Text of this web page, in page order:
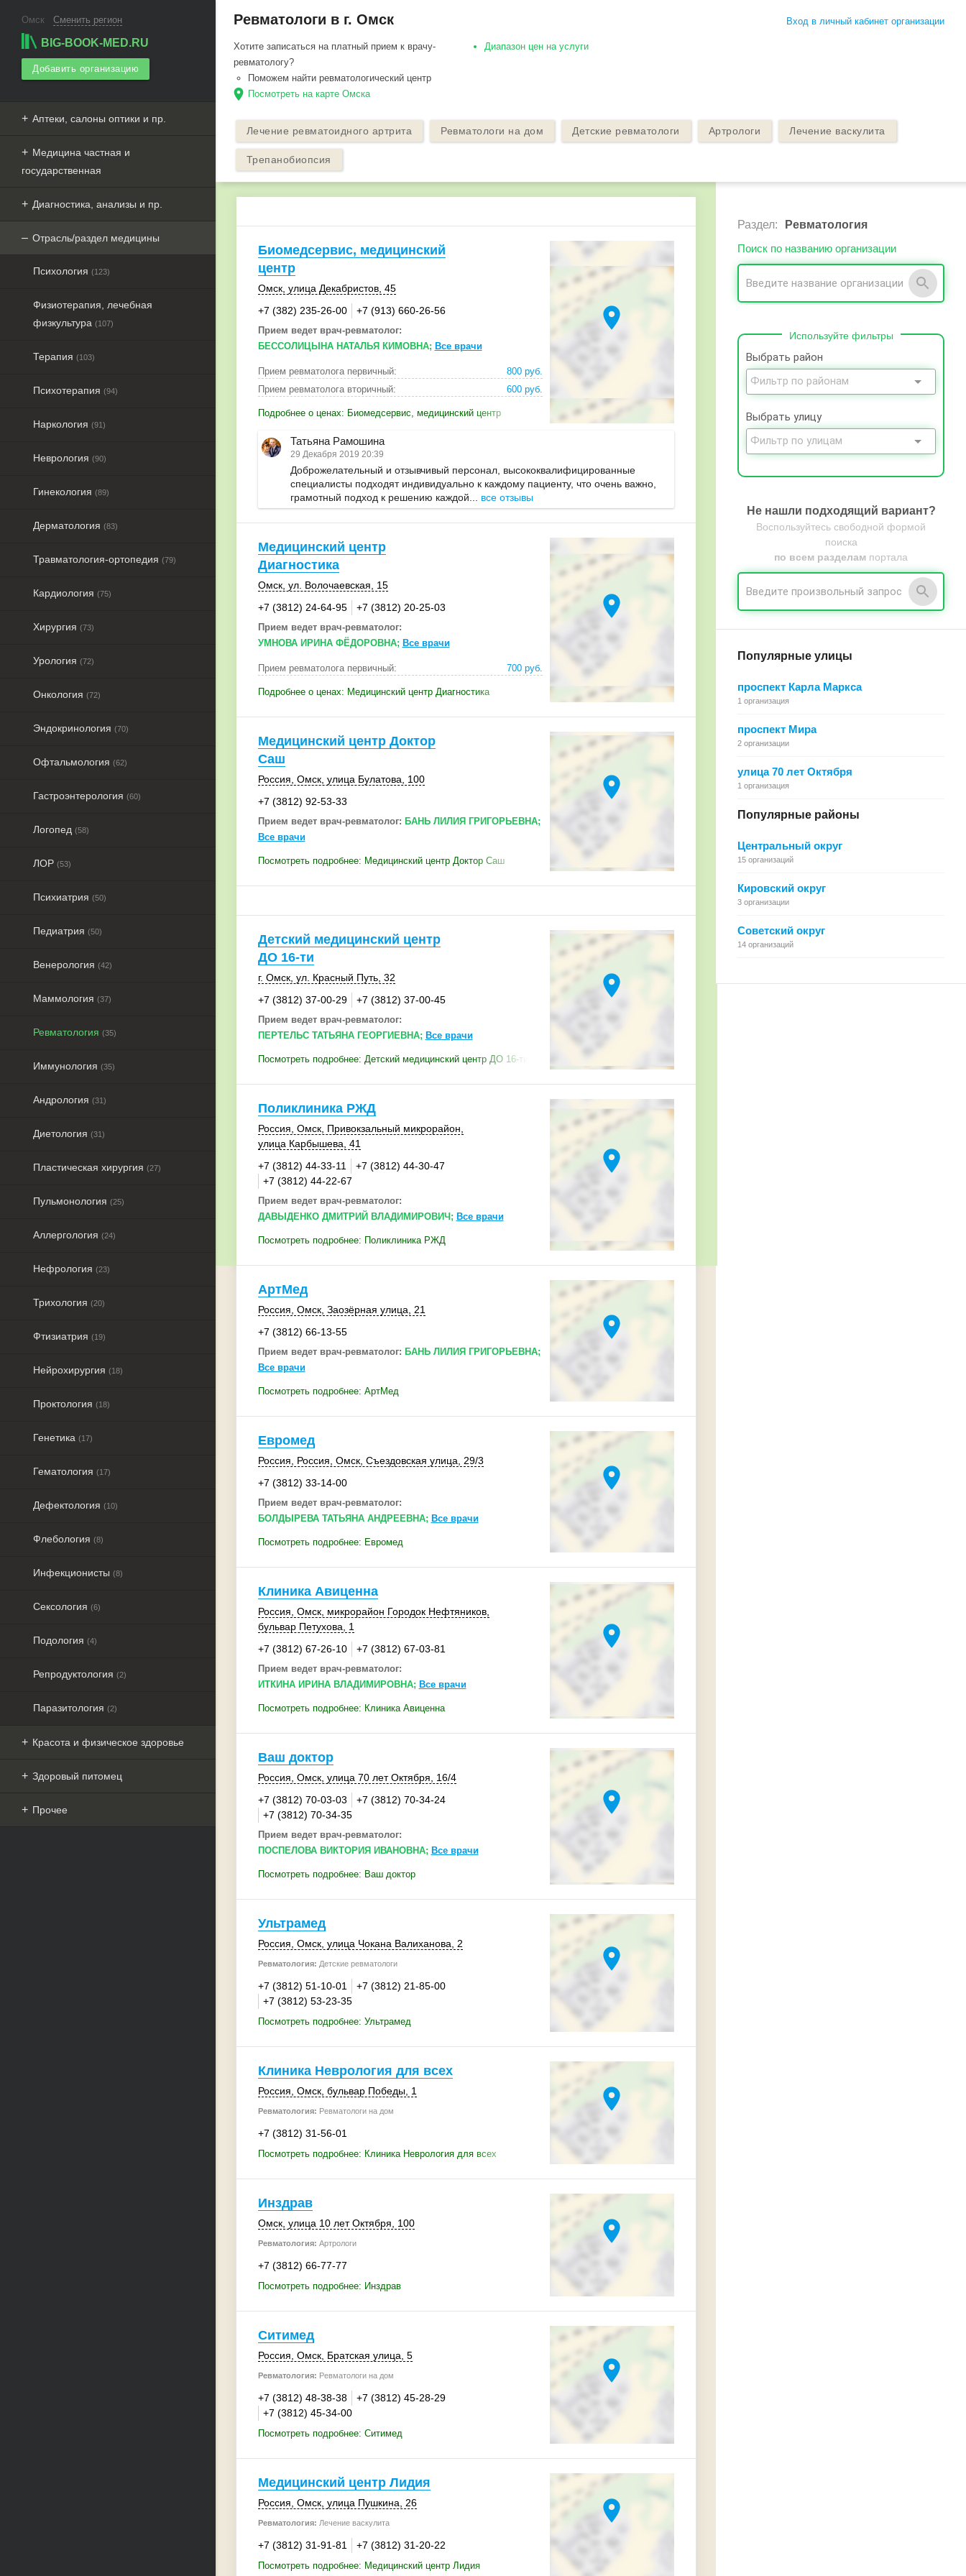
Омск Сменить регион
BIG-BOOK-MED.RU
Добавить организацию
Аптеки, салоны оптики и пр.
Медицина частная и
государственная
Диагностика, анализы и пр.
Отрасль/раздел медицины
Психология (123)
Физиотерапия, лечебная
физкультура (107)
Терапия (103)
Психотерапия (94)
Наркология (91)
Неврология (90)
Гинекология (89)
Дерматология (83)
Травматология-ортопедия (79)
Кардиология (75)
Хирургия (73)
Урология (72)
Онкология (72)
Эндокринология (70)
Офтальмология (62)
Гастроэнтерология (60)
Логопед (58)
ЛОР (53)
Психиатрия (50)
Педиатрия (50)
Венерология (42)
Маммология (37)
Ревматология (35)
Иммунология (35)
Андрология (31)
Диетология (31)
Пластическая хирургия (27)
Пульмонология (25)
Аллергология (24)
Нефрология (23)
Трихология (20)
Фтизиатрия (19)
Нейрохирургия (18)
Проктология (18)
Генетика (17)
Гематология (17)
Дефектология (10)
Флебология (8)
Инфекционисты (8)
Сексология (6)
Подология (4)
Репродуктология (2)
Паразитология (2)
Красота и физическое здоровье
Здоровый питомец
Прочее
Ревматологи в г. Омск
Хотите записаться на платный прием к врачу-
ревматологу?
Поможем найти ревматологический центр
Посмотреть на карте Омска
Диапазон цен на услуги
Вход в личный кабинет организации
Лечение ревматоидного артрита Ревматологи на дом Детские ревматологи Артрологи Лечение васкулита
Трепанобиопсия
Биомедсервис, медицинский
центр
Омск, улица Декабристов, 45
+7 (382) 235-26-00
+7 (913) 660-26-56
Прием ведет врач-ревматолог:
БЕССОЛИЦЫНА НАТАЛЬЯ КИМОВНА; Все врачи
Прием ревматолога первичный:
800 руб.
Прием ревматолога вторичный:
600 руб.
Подробнее о ценах: Биомедсервис, медицинский центр
location_on
Татьяна Рамошина
29 Декабря 2019 20:39
Доброжелательный и отзывчивый персонал, высококвалифицированные
специалисты подходят индивидуально к каждому пациенту, что очень важно,
грамотный подход к решению каждой... все отзывы
Медицинский центр
Диагностика
Омск, ул. Волочаевская, 15
+7 (3812) 24-64-95
+7 (3812) 20-25-03
Прием ведет врач-ревматолог:
УМНОВА ИРИНА ФЁДОРОВНА; Все врачи
Прием ревматолога первичный: 700 руб.
Подробнее о ценах: Медицинский центр Диагностика
location_on
Медицинский центр Доктор
Саш
Россия Омск, улица Булатова
100
+7 (3812) 92-53-33
Прием ведет врач-ревматолог: БАНЬ ЛИЛИЯ ГРИГОРЬЕВНА;
Все врачи
Посмотреть подробнее: Медицинский центр Доктор Саш
location_on
Детский медицинский центр
ДО 16-ти
г. Омск, ул. Красный Путь, 32
+7 (3812) 37-00-29
+7 (3812) 37-00-45
Прием ведет врач-ревматолог:
ПЕРТЕЛЬС ТАТЬЯНА ГЕОРГИЕВНА; Все врачи
Посмотреть подробнее: Детский медицинский центр ДО 16-ти
location_on
Поликлиника РЖД
Россия Омск, Привокзальный микрорайон,
улица Карбышева, 41
+7 (3812) 44-33-11
+7 (3812) 44-30-47
+7 (3812) 44-22-67
Прием ведет врач-ревматолог:
ДАВЫДЕНКО ДМИТРИЙ ВЛАДИМИРОВИЧ; Все врачи
Посмотреть подробнее: Поликлиника РЖД
location_on
АртМед
Россия Омск, Заозёрная улица, 21
+7 (3812) 66-13-55
Прием ведет врач-ревматолог: БАНЬ ЛИЛИЯ ГРИГОРЬЕВНА;
Все врачи
Посмотреть подробнее: АртМед
location_on
Евромед
Россия Россия Омск, Съездовская улица
29/3
+7 (3812) 33-14-00
Прием ведет врач-ревматолог:
БОЛДЫРЕВА ТАТЬЯНА АНДРЕЕВНА; Все врачи
Посмотреть подробнее: Евромед
location_on
Клиника Авиценна
Россия Омск, микрорайон Городок Нефтяников,
бульвар Петухова, 1
+7 (3812) 67-26-10
+7 (3812) 67-03-81
Прием ведет врач-ревматолог:
ИТКИНА ИРИНА ВЛАДИМИРОВНА; Все врачи
Посмотреть подробнее: Клиника Авиценна
location_on
Ваш доктор
Россия Омск, улица 70 лет Октября, 16/4
+7 (3812) 70-03-03
+7 (3812) 70-34-24
+7 (3812) 70-34-35
Прием ведет врач-ревматолог:
ПОСПЕЛОВА ВИКТОРИЯ ИВАНОВНА; Все врачи
Посмотреть подробнее: Ваш доктор
location_on
Ультрамед
Россия Омск, улица Чокана Валиханова, 2
Ревматология: Детские ревматологи
+7 (3812) 51-10-01
+7 (3812) 21-85-00
+7 (3812) 53-23-35
Посмотреть подробнее: Ультрамед
location_on
Клиника Неврология для всех
Россия Омск, бульвар Победы, 1
Ревматология: Ревматологи на дом
+7 (3812) 31-56-01
Посмотреть подробнее: Клиника Неврология для всех
location_on
Инздрав
Омск, улица 10 лет Октября, 100
Ревматология: Артрологи
+7 (3812) 66-77-77
Посмотреть подробнее: Инздрав
location_on
Ситимед
Россия Омск, Братская улица, 5
Ревматология: Ревматологи на дом
+7 (3812) 48-38-38
+7 (3812) 45-28-29
+7 (3812) 45-34-00
Посмотреть подробнее: Ситимед
location_on
Медицинский центр Лидия
Россия Омск, улица Пушкина, 26
Ревматология: Лечение васкулита
+7 (3812) 31-91-81 +7 (3812) 31-20-22
Посмотреть подробнее: Медицинский центр Лидия
location_on
Раздел:
Ревматология
Поиск по названию организации
Используйте фильтры
Выбрать район
Выбрать улицу
Не нашли подходящий вариант?
Воспользуйтесь свободной формой
поиска
по всем разделам портала
Популярные улицы
проспект Карла Маркса
1 организация
проспект Мира
2 организации
улица 70 лет Октября
1 организация
Популярные районы
Центральный округ
15 организаций
Кировский округ
3 организации
Советский округ
14 организаций